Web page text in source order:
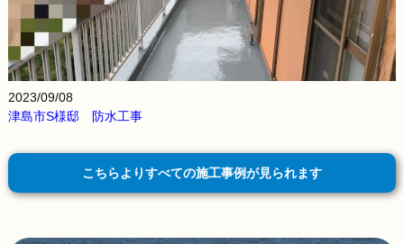
2023/09/08
津島市S様邸 防水工事
こちらよりすべての施工事例が見られます